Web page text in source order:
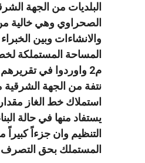
البلديات من الجهة
الصحراوي وهي خالية من
والانشاءات وبين
م2 واوردوا في
نتفة من الجهة الشرقية
يستفاد منها في حالة
التنظيم وان جزءاً
المستملك بحق